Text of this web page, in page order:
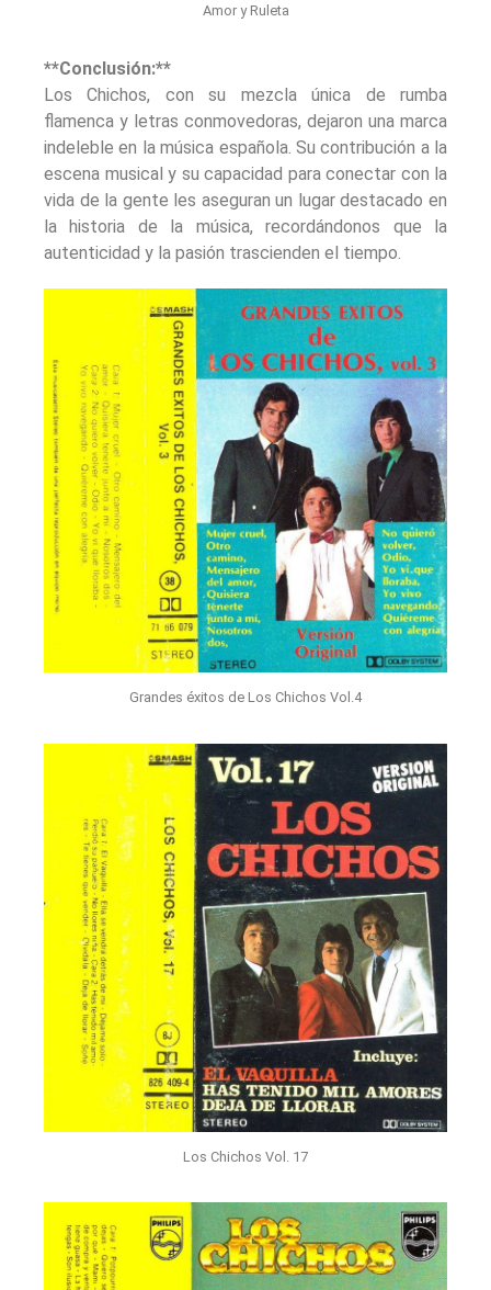
Amor y Ruleta
**Conclusión:**
Los Chichos, con su mezcla única de rumba
flamenca y letras conmovedoras, dejaron una marca
indeleble en la música española. Su contribución a la
escena musical y su capacidad para conectar con la
vida de la gente les aseguran un lugar destacado en
la historia de la música, recordándonos que la
autenticidad y la pasión trascienden el tiempo.
Grandes éxitos de Los Chichos Vol.4
Los Chichos Vol. 17